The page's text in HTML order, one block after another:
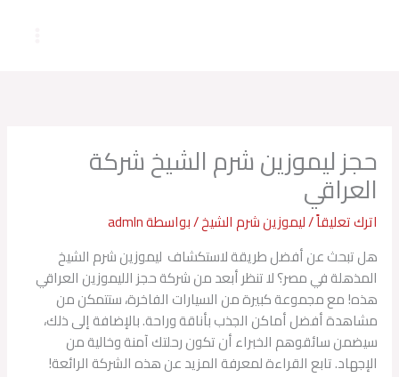
حجز ليموزين شرم الشيخ شركة
العراقي
اترك تعليقاً/ليموزين شرم الشيخ/ بواسطةadmln
هل تبحث عن أفضل طريقة لاستكشاف ليموزين شرم الشيخ
المذهلة في مصر؟ لا تنظر أبعد من شركة حجز الليموزين العراقي
هذه! مع مجموعة كبيرة من السيارات الفاخرة، ستتمكن من
مشاهدة أفضل أماكن الجذب بأناقة وراحة. بالإضافة إلى ذلك،
سيضمن سائقوهم الخبراء أن تكون رحلتك آمنة وخالية من
الإجهاد. تابع القراءة لمعرفة المزيد عن هذه الشركة الرائعة!